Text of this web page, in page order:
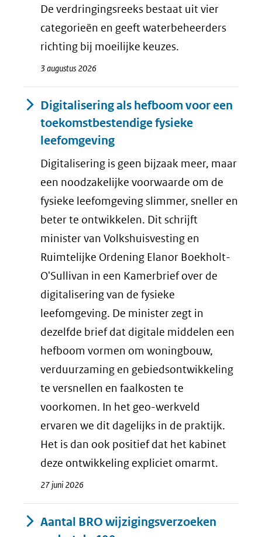
De verdringingsreeks bestaat uit vier
categorieën en geeft waterbeheerders
richting bij moeilijke keuzes.
3 augustus 2026
Digitalisering als hefboom voor een
toekomstbestendige fysieke
leefomgeving
Digitalisering is geen bijzaak meer, maar
een noodzakelijke voorwaarde om de
fysieke leefomgeving slimmer, sneller en
beter te ontwikkelen. Dit schrijft
minister van Volkshuisvesting en
Ruimtelijke Ordening Elanor Boekholt-
O'Sullivan in een Kamerbrief over de
digitalisering van de fysieke
leefomgeving. De minister zegt in
dezelfde brief dat digitale middelen een
hefboom vormen om woningbouw,
verduurzaming en gebiedsontwikkeling
te versnellen en faalkosten te
voorkomen. In het geo-werkveld
ervaren we dit dagelijks in de praktijk.
Het is dan ook positief dat het kabinet
deze ontwikkeling expliciet omarmt.
27 juni 2026
Aantal BRO wijzigingsverzoeken